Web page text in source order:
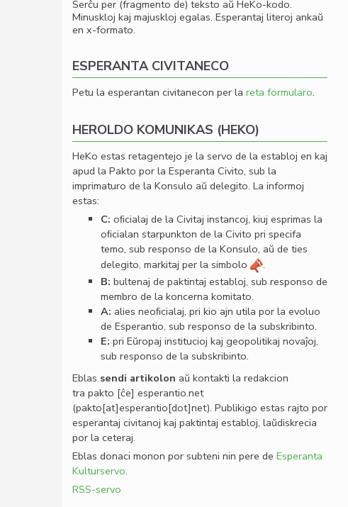
Serĉu per (fragmento de) teksto aŭ HeKo-kodo.
Minuskloj kaj majuskloj egalas. Esperantaj literoj ankaŭ
en x-formato.
ESPERANTA CIVITANECO
Petu la esperantan civitanecon per la reta formularo.
HEROLDO KOMUNIKAS (HEKO)
HeKo estas retagentejo je la servo de la establoj en kaj
apud la Pakto por la Esperanta Civito, sub la
imprimaturo de la Konsulo aŭ delegito. La informoj
estas:
C: oﬁcialaj de la Civitaj instancoj, kiuj esprimas la
oﬁcialan starpunkton de la Civito pri specifa
temo, sub responso de la Konsulo, aŭ de ties
delegito, markitaj per la simbolo
.
B: bultenaj de paktintaj establoj, sub responso de
membro de la koncerna komitato.
A: alies neoﬁcialaj, pri kio ajn utila por la evoluo
de Esperantio, sub responso de la subskribinto.
E: pri Eŭropaj institucioj kaj geopolitikaj novaĵoj,
sub responso de la subskribinto.
Eblas sendi artikolon aŭ kontakti la redakcion
tra pakto [ĉe] esperantio.net
(pakto[at]esperantio[dot]net). Publikigo estas rajto por
esperantaj civitanoj kaj paktintaj establoj, laŭdiskrecia
por la ceteraj.
Eblas donaci monon por subteni nin pere de Esperanta
Kulturservo.
RSS-servo